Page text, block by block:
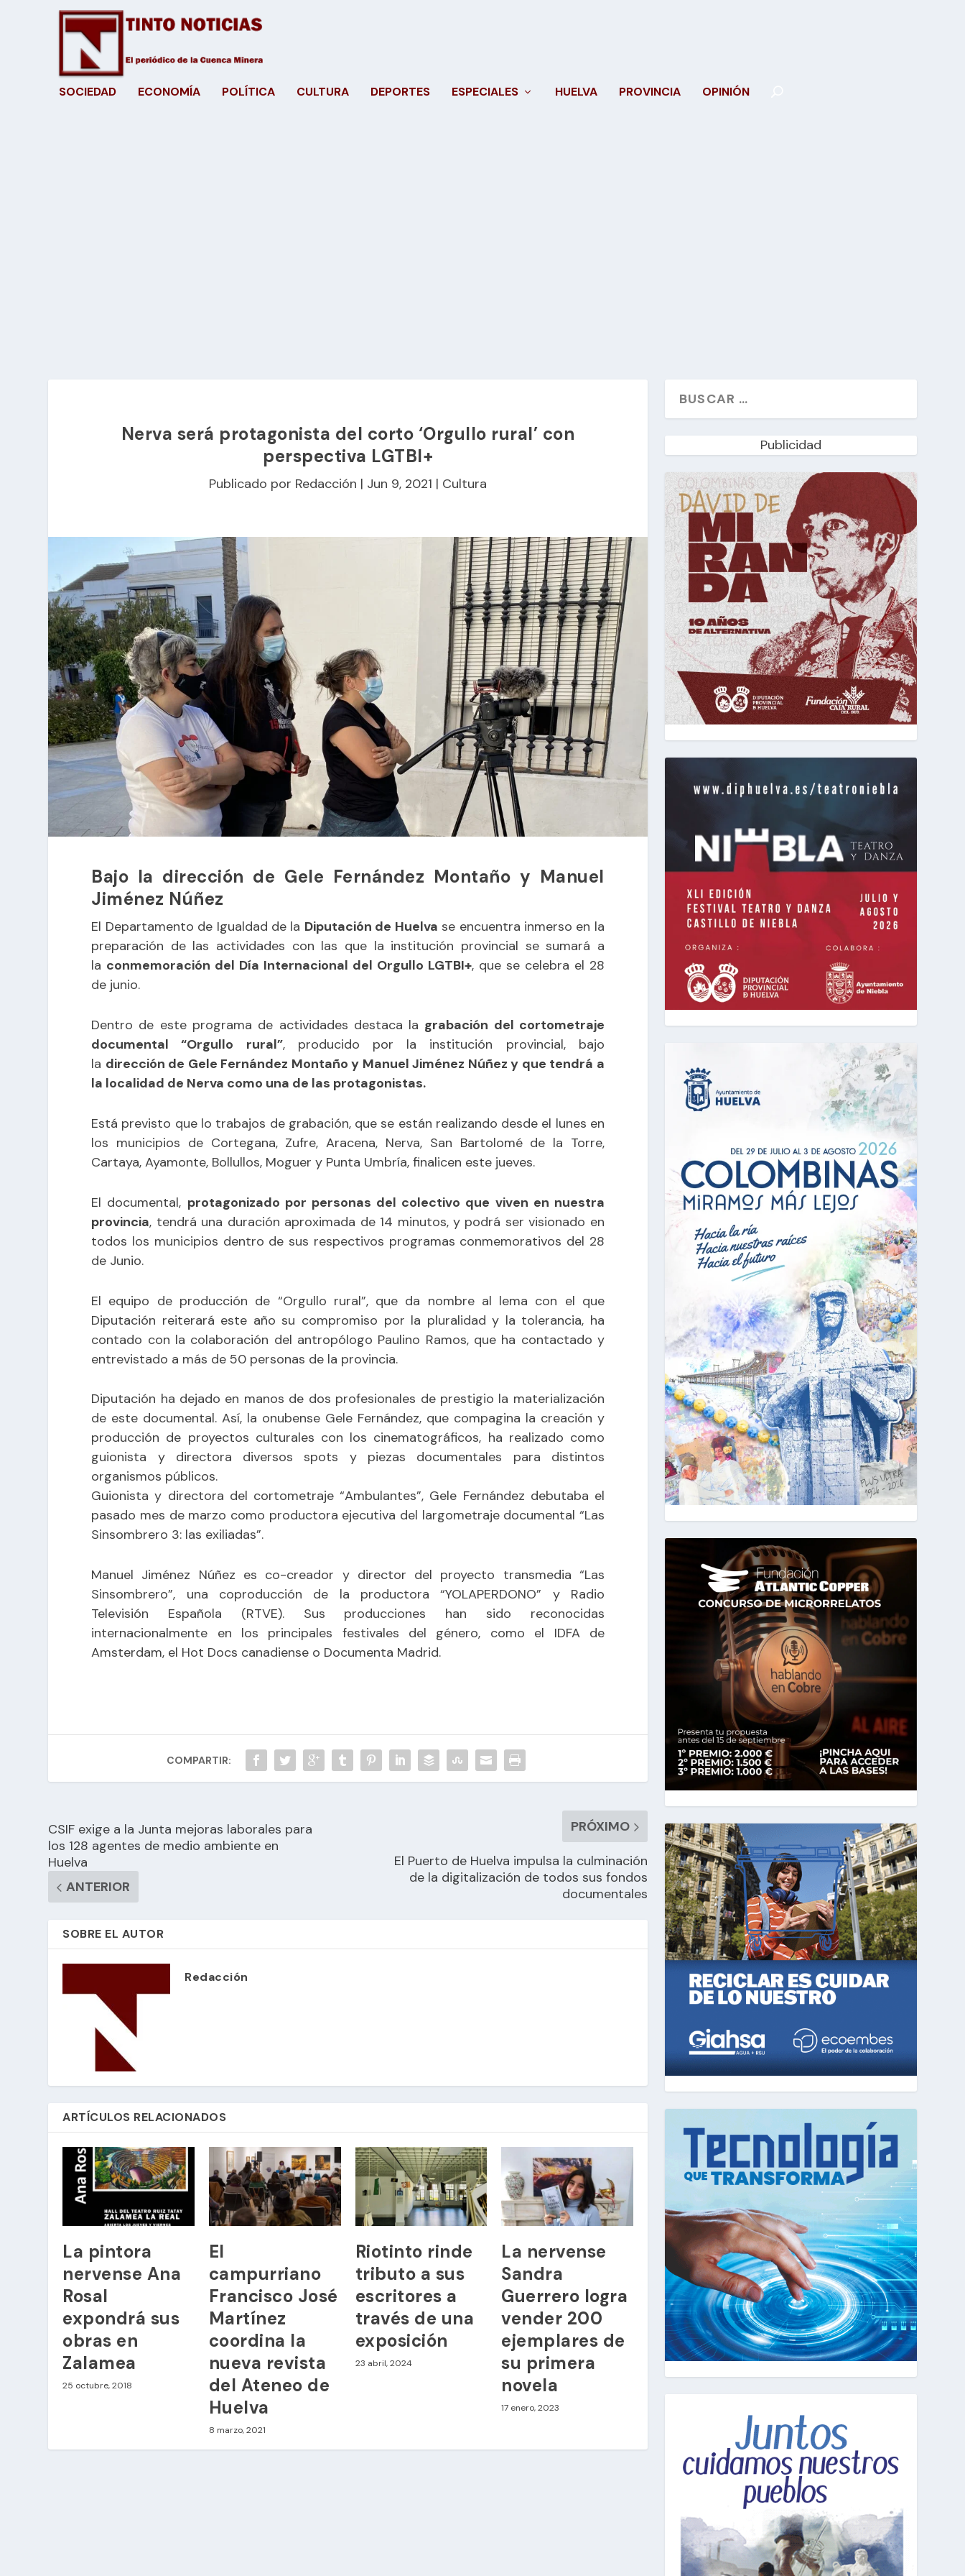
SOCIEDAD ECONOMÍA POLÍTICA CULTURA DEPORTES ESPECIALES HUELVA PROVINCIA OPINIÓN
Nerva será protagonista del corto ‘Orgullo rural’ con
perspectiva LGTBI+
Publicado por Redacción | Jun 9, 2021 | Cultura
Bajo la dirección de Gele Fernández Montaño y Manuel
Jiménez Núñez
El Departamento de Igualdad de la Diputación de Huelva se encuentra inmerso en la
preparación de las actividades con las que la institución provincial se sumará a
la conmemoración del Día Internacional del Orgullo LGTBI+, que se celebra el 28
de junio.
Dentro de este programa de actividades destaca la grabación del cortometraje
documental “Orgullo rural”, producido por la institución provincial, bajo
la dirección de Gele Fernández Montaño y Manuel Jiménez Núñez y que tendrá a
la localidad de Nerva como una de las protagonistas.
Está previsto que lo trabajos de grabación, que se están realizando desde el lunes en
los municipios de Cortegana, Zufre, Aracena, Nerva, San Bartolomé de la Torre,
Cartaya, Ayamonte, Bollullos, Moguer y Punta Umbría, finalicen este jueves.
El documental, protagonizado por personas del colectivo que viven en nuestra
provincia, tendrá una duración aproximada de 14 minutos, y podrá ser visionado en
todos los municipios dentro de sus respectivos programas conmemorativos del 28
de Junio.
El equipo de producción de “Orgullo rural”, que da nombre al lema con el que
Diputación reiterará este año su compromiso por la pluralidad y la tolerancia, ha
contado con la colaboración del antropólogo Paulino Ramos, que ha contactado y
entrevistado a más de 50 personas de la provincia.
Diputación ha dejado en manos de dos profesionales de prestigio la materialización
de este documental. Así, la onubense Gele Fernández, que compagina la creación y
producción de proyectos culturales con los cinematográficos, ha realizado como
guionista y directora diversos spots y piezas documentales para distintos
organismos públicos.
Guionista y directora del cortometraje “Ambulantes”, Gele Fernández debutaba el
pasado mes de marzo como productora ejecutiva del largometraje documental “Las
Sinsombrero 3: las exiliadas”.
Manuel Jiménez Núñez es co-creador y director del proyecto transmedia “Las
Sinsombrero”, una coproducción de la productora “YOLAPERDONO” y Radio
Televisión Española (RTVE). Sus producciones han sido reconocidas
internacionalmente en los principales festivales del género, como el IDFA de
Amsterdam, el Hot Docs canadiense o Documenta Madrid.
COMPARTIR:
CSIF exige a la Junta mejoras laborales para
los 128 agentes de medio ambiente en
Huelva
ANTERIOR
PRÓXIMO
El Puerto de Huelva impulsa la culminación
de la digitalización de todos sus fondos
documentales
SOBRE EL AUTOR
Redacción
ARTÍCULOS RELACIONADOS
La pintora
nervense Ana
Rosal
expondrá sus
obras en
Zalamea
25 octubre, 2018
El
campurriano
Francisco José
Martínez
coordina la
nueva revista
del Ateneo de
Huelva
8 marzo, 2021
Riotinto rinde
tributo a sus
escritores a
través de una
exposición
23 abril, 2024
La nervense
Sandra
Guerrero logra
vender 200
ejemplares de
su primera
novela
17 enero, 2023
Publicidad